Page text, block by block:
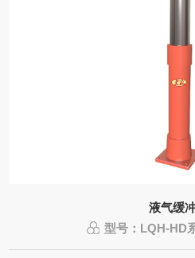
液气缓
型号：LQH-HD